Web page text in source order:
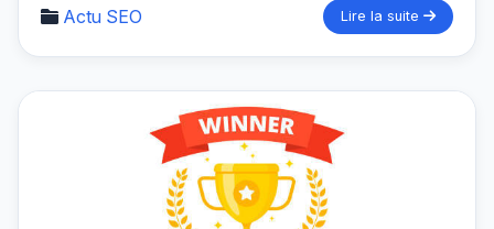
Actu SEO Lire la suite